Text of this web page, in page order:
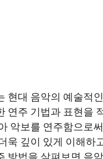
현대 음악의 예술적
연주 기법과 표현을
악보를 연주함으로
욱 깊이 있게 이해하